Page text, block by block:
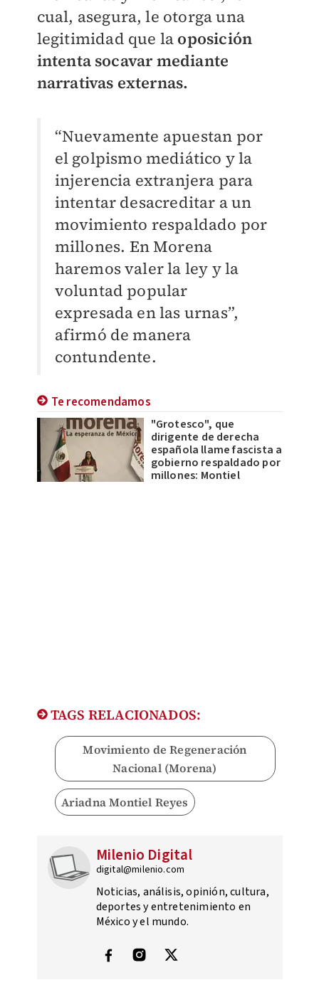
cual, asegura, le otorga una
legitimidad que la oposición
intenta socavar mediante
narrativas externas.
“Nuevamente apuestan por
el golpismo mediático y la
injerencia extranjera para
intentar desacreditar a un
movimiento respaldado por
millones. En Morena
haremos valer la ley y la
voluntad popular
expresada en las urnas”,
afirmó de manera
contundente.
Te recomendamos
"Grotesco", que
dirigente de derecha
española llame fascista a
gobierno respaldado por
millones: Montiel
TAGS RELACIONADOS:
Movimiento de Regeneración
Nacional (Morena)
Ariadna Montiel Reyes
Milenio Digital
digital@milenio.com
Noticias, análisis, opinión, cultura,
deportes y entretenimiento en
México y el mundo.